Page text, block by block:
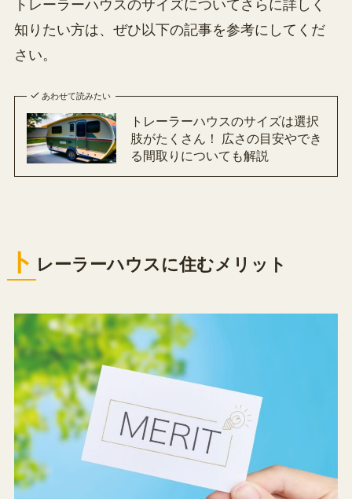
トレーラーハウスのサイズについてさらに詳しく
知りたい方は、ぜひ以下の記事を参考にしてくだ
さい。
あわせて読みたい
トレーラーハウスのサイズは選択
肢がたくさん！ 広さの目安やでき
る間取りについても解説
ト レーラーハウスに住むメリット